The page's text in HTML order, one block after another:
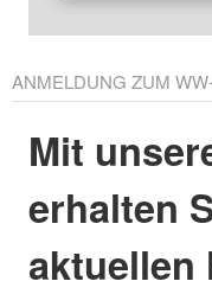
ANMELDUNG ZUM
Mit
erhalten
aktuellen